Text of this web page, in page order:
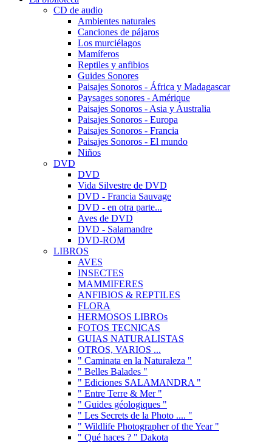
CD de audio
Ambientes naturales
Canciones de pájaros
Los murciélagos
Mamíferos
Reptiles y anfibios
Guides Sonores
Paisajes Sonoros - África y Madagascar
Paysages sonores - Amérique
Paisajes Sonoros - Asia y Australia
Paisajes Sonoros - Europa
Paisajes Sonoros - Francia
Paisajes Sonoros - El mundo
Niños
DVD
DVD
Vida Silvestre de DVD
DVD - Francia Sauvage
DVD - en otra parte...
Aves de DVD
DVD - Salamandre
DVD-ROM
LIBROS
AVES
INSECTES
MAMMIFERES
ANFIBIOS & REPTILES
FLORA
HERMOSOS LIBROs
FOTOS TECNICAS
GUIAS NATURALISTAS
OTROS, VARIOS ...
" Caminata en la Naturaleza "
" Belles Balades "
" Ediciones SALAMANDRA "
" Entre Terre & Mer "
" Guides géologiques "
" Les Secrets de la Photo .... "
" Wildlife Photographer of the Year "
" Qué haces ? " Dakota